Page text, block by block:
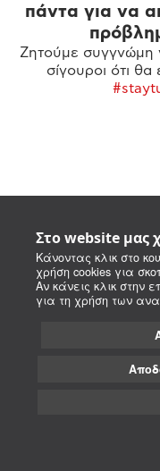
Στο website μας
Κάνοντας κλικ στο
χρήση cookies για
Αν κάνεις κλικ στην
για τη χρήση των
πάντα για να
Ζητούμε συγγνώμη
σίγουροι ότι